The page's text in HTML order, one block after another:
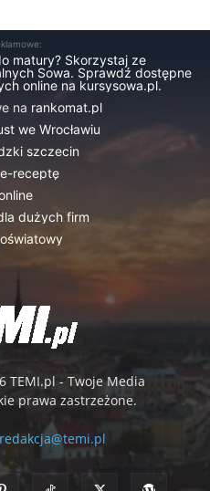
matury? Skorzystaj ze
Sowa. Sprawdź dostępne
online na kursysowa.pl.
na rankomat.pl
we Wrocławiu
szczecin
receptę
dużych firm
TEMI.pl - Twoje Media
prawa zastrzeżone.
redakcja@temi.pl